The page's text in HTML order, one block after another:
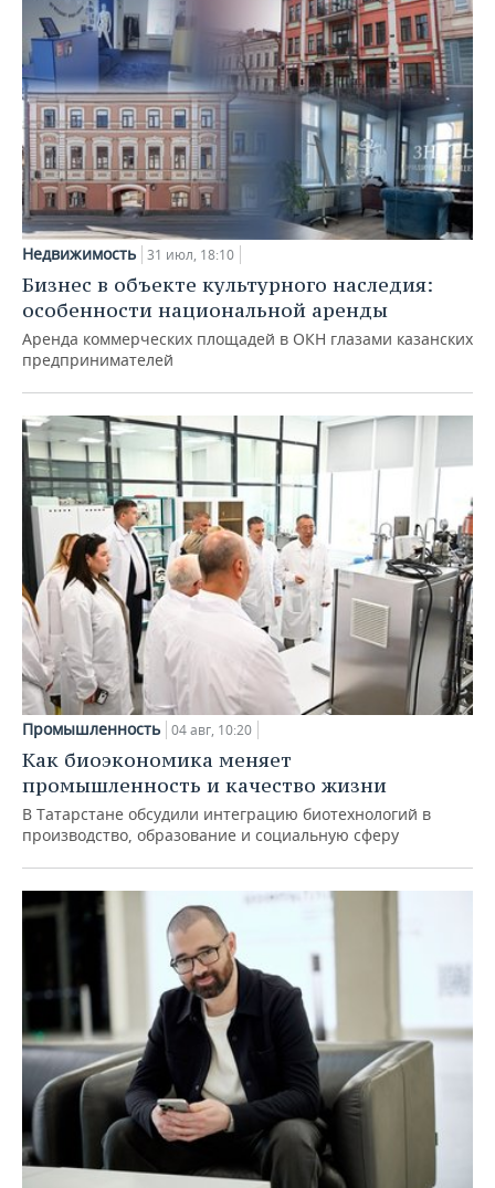
Недвижимость 31 июл, 18:10
Бизнес в объекте культурного наследия:
особенности национальной аренды
Аренда коммерческих площадей в ОКН глазами казанских
предпринимателей
Промышленность 04 авг, 10:20
Как биоэкономика меняет
промышленность и качество жизни
В Татарстане обсудили интеграцию биотехнологий в
производство, образование и социальную сферу